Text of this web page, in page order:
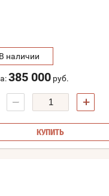
В наличии
385 000 руб.
− +
КУПИТЬ